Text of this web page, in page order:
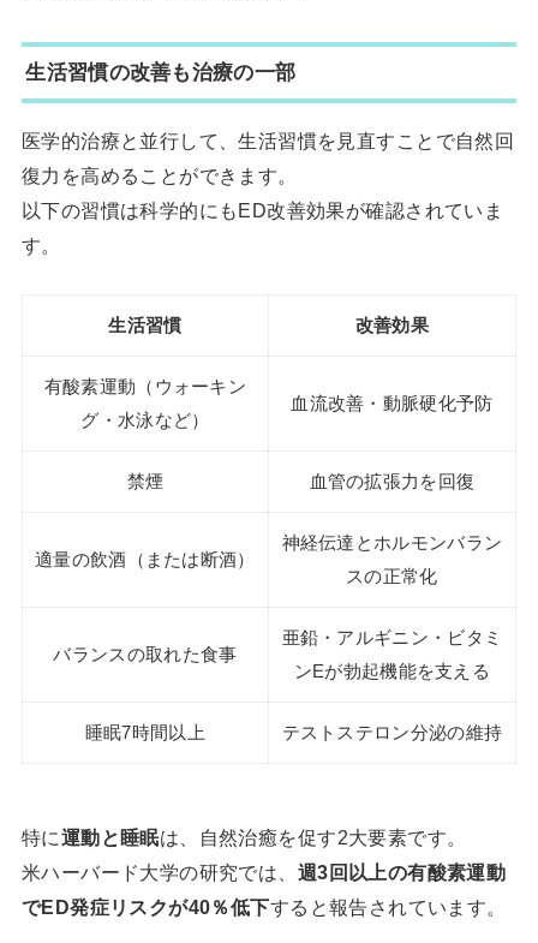
生活習慣の改善も治療の一部
医学的治療と並行して、生活習慣を見直すことで自然回
復力を高めることができます。
以下の習慣は科学的にもED改善効果が確認されていま
す。
生活習慣 改善効果
有酸素運動（ウォーキン
グ・水泳など）
血流改善・動脈硬化予防
禁煙 血管の拡張力を回復
適量の飲酒（または断酒）
神経伝達とホルモンバラン
スの正常化
バランスの取れた食事
亜鉛・アルギニン・ビタミ
ンEが勃起機能を支える
睡眠7時間以上 テストステロン分泌の維持
特に運動と睡眠は、自然治癒を促す2大要素です。
米ハーバード大学の研究では、 週3回以上の有酸素運動
でED発症リスクが40％低下すると報告されています。